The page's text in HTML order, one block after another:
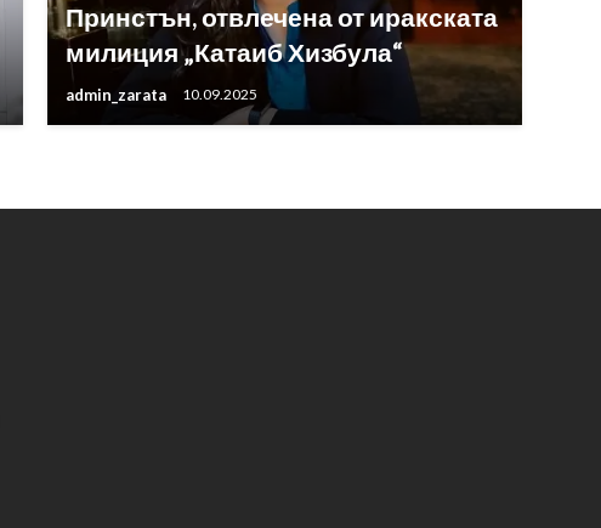
Принстън, отвлечена от иракската
милиция „Катаиб Хизбула“
admin_zarata 10.09.2025